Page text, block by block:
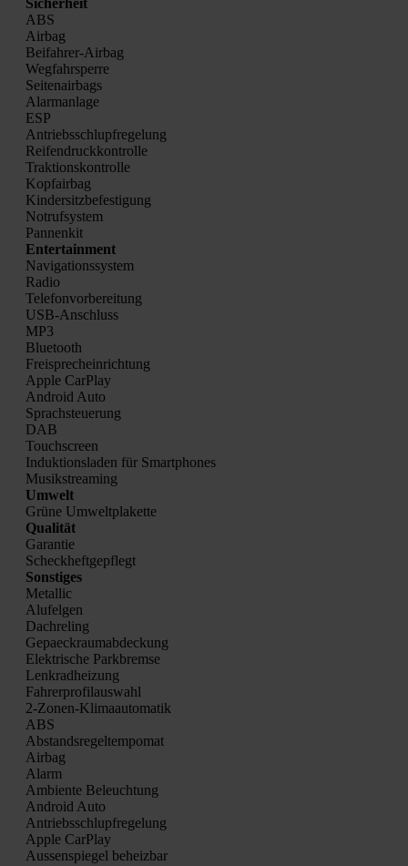
Sicher­heit
ABS
Air­bag
Bei­fah­rer-Air­bag
Weg­fahr­sper­re
Sei­ten­air­bags
Alarm­an­la­ge
ESP
Antriebs­schlupf­re­ge­lung
Rei­fen­druck­kon­trol­le
Trak­ti­ons­kon­trol­le
Kopf­air­bag
Kin­der­sitz­be­fes­ti­gung
Not­ruf­sys­tem
Pan­nen­kit
Enter­tain­ment
Navi­ga­ti­ons­sys­tem
Radio
Tele­fon­vor­be­rei­tung
USB-Anschluss
MP3
Blue­tooth
Frei­sprech­ein­rich­tung
Apple Car­Play
Android Auto
Sprach­steue­rung
DAB
Touch­screen
Induk­ti­ons­la­den für Smart­phones
Musik­strea­ming
Umwelt
Grü­ne Umwelt­pla­ket­te
Qua­li­tät
Garan­tie
Scheck­heft­ge­pflegt
Sons­ti­ges
Metal­lic
Alu­fel­gen
Dach­re­ling
Gepaeck­raum­ab­de­ckung
Elek­tri­sche Park­brem­se
Lenk­rad­hei­zung
Fah­rer­pro­fil­aus­wahl
2‑Zo­nen-Kli­ma­au­to­ma­tik
ABS
Abstands­re­gel­tem­po­mat
Air­bag
Alarm
Ambi­en­te Beleuch­tung
Android Auto
Antriebs­schlupf­re­ge­lung
Apple Car­Play
Aus­sen­spie­gel beheiz­bar